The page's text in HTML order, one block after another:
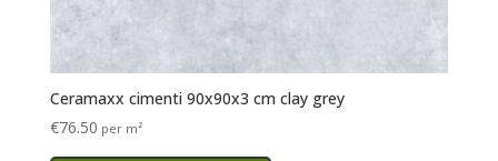
Ceramaxx cimenti 90x90x3 cm clay grey
€76.50 per m²